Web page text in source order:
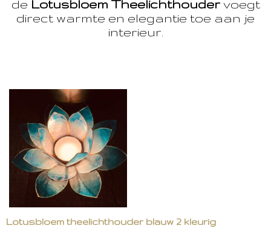
de Lotusbloem Theelichthoudervoegt
direct warmte en elegantie toe aan je
interieur.
Lotusbloem theelichthouder blauw 2 kleurig